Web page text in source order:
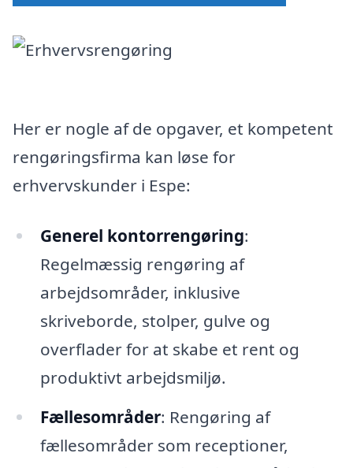
Her er nogle af de opgaver, et kompetent
rengøringsfirma kan løse for
erhvervskunder i Espe:
Generel kontorrengøring:
Regelmæssig rengøring af
arbejdsområder, inklusive
skriveborde, stolper, gulve og
overflader for at skabe et rent og
produktivt arbejdsmiljø.
Fællesområder: Rengøring af
fællesområder som receptioner,